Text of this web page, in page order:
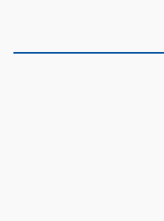
סמים
ונפגעי פעולות